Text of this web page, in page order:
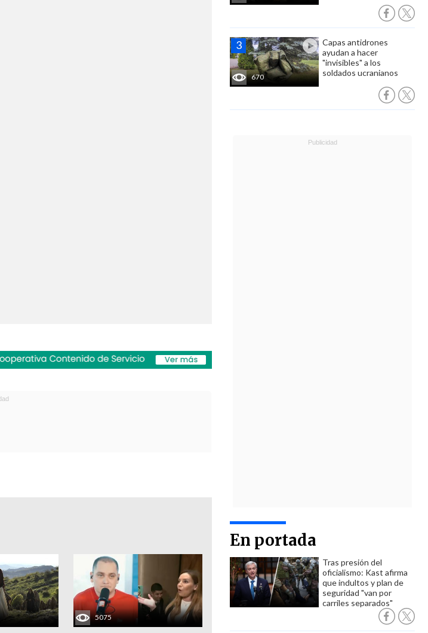
670
Capas antidrones
ayudan a hacer
"invisibles" a los
soldados ucranianos
En portada
Tras presión del
oficialismo: Kast afirma
que indultos y plan de
seguridad "van por
carriles separados"
5075